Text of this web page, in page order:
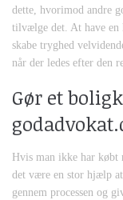
dette, hvorimod andre
tilvælge det. At have en
skabe tryghed
når der ledes efter den
Gør et
Hvis man ikke har købt
det være en stor hjælp
gennem processen og